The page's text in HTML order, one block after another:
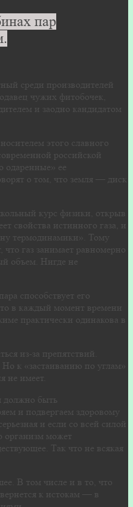
пар
среди производителей
чужих фитобочек,
и заодно кандидатом
этого славного
российской
одаренные» ее
о том, что земля — диск
курс физики, открыв
свойства истинного газа, и
термодинамики». Тому
газ занимает равномерно
объем. Нигде не
способствует его
в каждый момент времени
практически одинакова в
из-за препятствий.
к «застаиванию по углам»
не имеет.
быть
и подвергаем здоровому
и если со всей силой
организм может
Так что не всякая
В том числе и в то, что
к истокам — в